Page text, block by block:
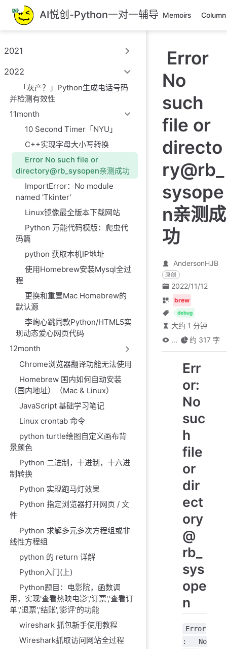
跳
至
主
內
AI悦创-Python一对一辅导 Memoirs Column
2021
2022
「灰产？」Python生成电话号码
并检测有效性
11month
10 Second Timer「NYU」
C++实现字母大小写转换
Error No such file or
directory@rb_sysopen亲测成功
ImportError：No module
named 'Tkinter'
Linux镜像最全版本下载网站
Python 万能代码模版：爬虫代
码篇
python 获取本机IP地址
使用Homebrew安装Mysql全过
程
更换和重置Mac Homebrew的
默认源
李峋心跳同款Python/HTML5实
现动态爱心网页代码
12month
Chrome浏览器翻译功能无法使用
Homebrew 国内如何自动安装
（国内地址）（Mac & Linux）
JavaScript 基础学习笔记
Linux crontab 命令
python turtle绘图自定义画布背
景颜色
Python 二进制，十进制，十六进
制转换
Python 实现跑马灯效果
Python 指定浏览器打开网页 / 文
件
Python 求解多元多次方程组或非
线性方程组
python 的 return 详解
Python入门(上)
Python题目：电影院，函数调
用，实现'查看热映电影','订票','查看订
单','退票','结账','影评'的功能
wireshark 抓包新手使用教程
Wireshark抓取访问网站全过程
Error
No
such
file or
directo
ry@rb_
sysope
n亲测成
功
AndersonHJB
原创
2022/11/12
brew
debug
大约 1 分钟
...
约 317 字
Err
or:
No
suc
h
file
or
dir
ect
ory
@
rb_
sys
ope
n
Error
: No